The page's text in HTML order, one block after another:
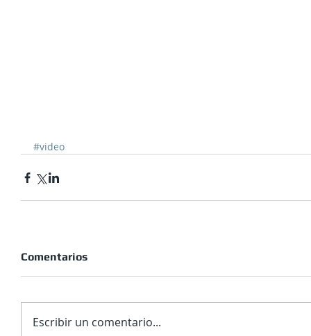
#video
Comentarios
Escribir un comentario...